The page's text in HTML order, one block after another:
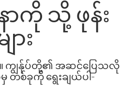
ကို သို့ ဖုန်း
း
ည်။ ကျွန်ုပ်တို့၏ အဆင်ပြေသလို
တစ်ခုကို ရွေးချယ်ပါ-